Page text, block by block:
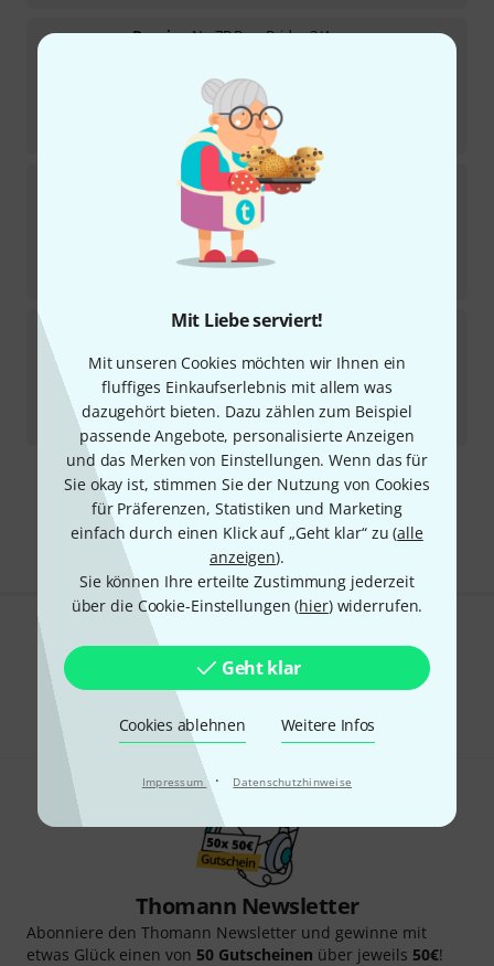
Mit Liebe serviert!
Mit unseren Cookies möchten wir Ihnen ein
fluffiges Einkaufserlebnis mit allem was
dazugehört bieten. Dazu zählen zum Beispiel
passende Angebote, personalisierte Anzeigen
und das Merken von Einstellungen. Wenn das für
Sie okay ist, stimmen Sie der Nutzung von Cookies
für Präferenzen, Statistiken und Marketing
einfach durch einen Klick auf „Geht klar“ zu (alle
anzeigen).
Sie können Ihre erteilte Zustimmung jederzeit
über die Cookie-Einstellungen (hier) widerrufen.
Geht klar
Cookies ablehnen Weitere Infos
Impressum · Datenschutzhinweise
DespiauNo.7B Bass Bridge 3/4
Sofort lieferbar
UVP:249 €
Despiau Bass Bridge 1/4 Adjustable
Sofort lieferbar
UVP:232
DespiauNo.7B Bass Bridge 4/4
Sofort lieferbar
209 €
UVP:274 €
-24%
Kostenloser Versand ab 29 €
Alle Preise inkl. MwSt.
Gefällt Ihnen, was Sie sehen?
Teilen Hilfe & Feedback
Thomann Newsletter
Abonniere den Thomann Newsletter und gewinne mit
etwas Glück einen von 50 Gutscheinen über jeweils 50€!